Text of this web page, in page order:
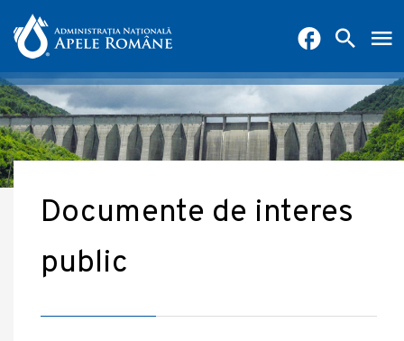
Documente de interes
public